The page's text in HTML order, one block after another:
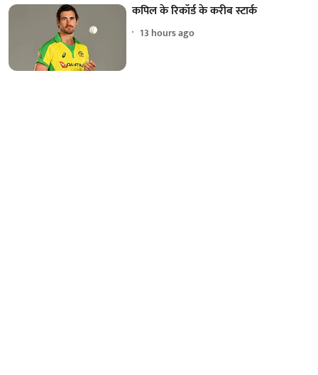
कपिल के रिकॉर्ड के करीब स्टार्क
13 hours ago